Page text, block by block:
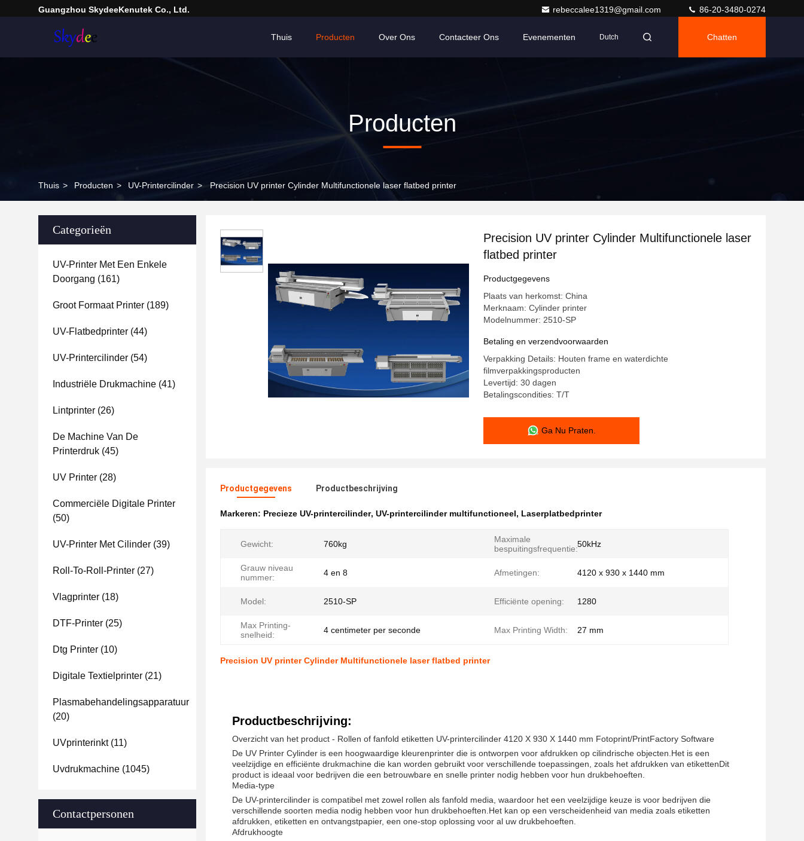
Guangzhou SkydeeKenutek Co., Ltd. rebeccalee1319@gmail.com 86-20-3480-0274
Thuis Producten Over Ons Contacteer Ons Evenementen Dutch Chatten
Producten
Thuis > Producten > UV-Printercilinder > Precision UV printer Cylinder Multifunctionele laser flatbed printer
Categorieën
UV-Printer Met Een Enkele
Doorgang (161)
Groot Formaat Printer (189)
UV-Flatbedprinter (44)
UV-Printercilinder (54)
Industriële Drukmachine (41)
Lintprinter (26)
De Machine Van De
Printerdruk (45)
UV Printer (28)
Commerciële Digitale Printer
(50)
UV-Printer Met Cilinder (39)
Roll-To-Roll-Printer (27)
Vlagprinter (18)
DTF-Printer (25)
Dtg Printer (10)
Digitale Textielprinter (21)
Plasmabehandelingsapparatuur
(20)
UVprinterinkt(11)
Uvdrukmachine (1045)
Contactpersonen
Precision UV printer Cylinder Multifunctionele laser
flatbed printer
Productgegevens
Plaats van herkomst: China
Merknaam: Cylinder printer
Modelnummer: 2510-SP
Betaling en verzendvoorwaarden
Verpakking Details: Houten frame en waterdichte
filmverpakkingsproducten
Levertijd: 30 dagen
Betalingscondities: T/T
Ga Nu Praten.
Productgegevens Productbeschrijving
Markeren: Precieze UV-printercilinder, UV-printercilinder multifunctioneel, Laserplatbedprinter
Gewicht: 760kg
Maximale
bespuitingsfrequentie:50kHz
Grauw niveau
nummer:
4 en 8 Afmetingen: 4120 x 930 x 1440 mm
Model: 2510-SP Efficiënte opening: 1280
Max Printing-
snelheid:
4 centimeter per seconde Max Printing Width: 27 mm
Precision UV printer Cylinder Multifunctionele laser flatbed printer
Productbeschrijving:
Overzicht van het product - Rollen of fanfold etiketten UV-printercilinder 4120 X 930 X 1440 mm Fotoprint/PrintFactory Software
De UV Printer Cylinder is een hoogwaardige kleurenprinter die is ontworpen voor afdrukken op cilindrische objecten.Het is een
veelzijdige en efficiënte drukmachine die kan worden gebruikt voor verschillende toepassingen, zoals het afdrukken van etikettenDit
product is ideaal voor bedrijven die een betrouwbare en snelle printer nodig hebben voor hun drukbehoeften.
Media-type
De UV-printercilinder is compatibel met zowel rollen als fanfold media, waardoor het een veelzijdige keuze is voor bedrijven die
verschillende soorten media nodig hebben voor hun drukbehoeften.Het kan op een verscheidenheid van media zoals etiketten
afdrukken, etiketten en ontvangstpapier, een one-stop oplossing voor al uw drukbehoeften.
Afdrukhoogte